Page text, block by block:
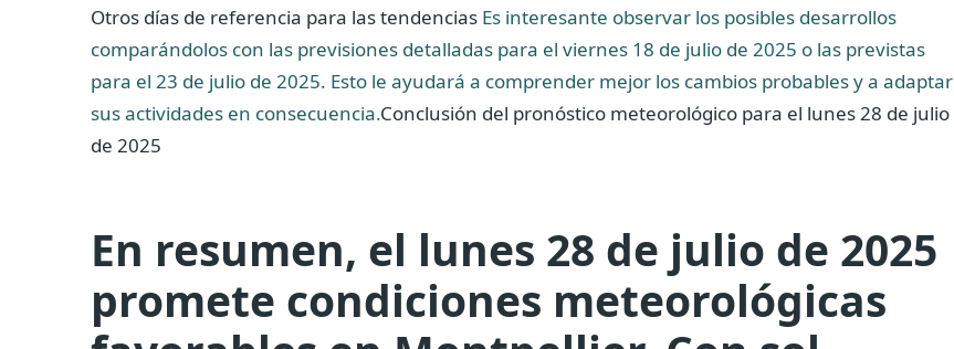
Otros días de referencia para las tendencias Es interesante observar los posibles desarrollos
comparándolos con las previsiones detalladas para el viernes 18 de julio de 2025 o las previstas
para el 23 de julio de 2025. Esto le ayudará a comprender mejor los cambios probables y a adaptar
sus actividades en consecuencia.Conclusión del pronóstico meteorológico para el lunes 28 de julio
de 2025
En resumen, el lunes 28 de julio de 2025
promete condiciones meteorológicas